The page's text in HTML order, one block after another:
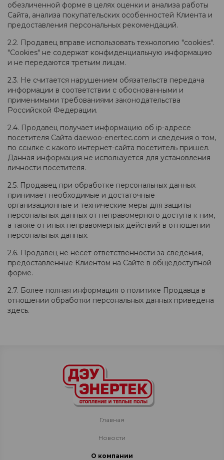
обезличенной форме в целях оценки и анализа работы
Сайта, анализа покупательских особенностей Клиента и
предоставления персональных рекомендаций.
2.2. Продавец вправе использовать технологию "cookies".
"Cookies" не содержат конфиденциальную информацию
и не передаются третьим лицам.
2.3. Не считается нарушением обязательств передача
информации в соответствии с обоснованными и
применимыми требованиями законодательства
Российской Федерации.
2.4. Продавец получает информацию об ip-адресе
посетителя Сайта daewoo-enertec.com и сведения о том,
по ссылке с какого интернет-сайта посетитель пришел.
Данная информация не используется для установления
личности посетителя.
2.5. Продавец при обработке персональных данных
принимает необходимые и достаточные
организационные и технические меры для защиты
персональных данных от неправомерного доступа к ним,
а также от иных неправомерных действий в отношении
персональных данных.
2.6. Продавец не несет ответственности за сведения,
предоставленные Клиентом на Сайте в общедоступной
форме.
2.7. Более полная информация о политике Продавца в
отношении обработки персональных данных приведена
здесь.
Главная
Новости
О компании